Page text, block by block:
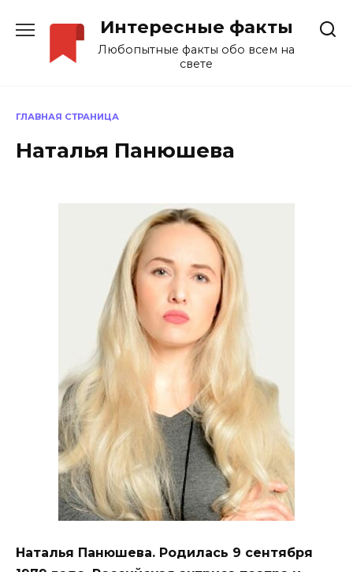
содержанию
Интересные факты
Любопытные факты обо всем на
свете
ГЛАВНАЯ СТРАНИЦА
Наталья Панюшева
Наталья Панюшева. Родилась 9 сентября